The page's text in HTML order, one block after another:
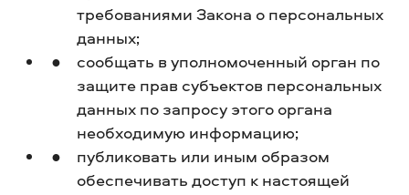
требованиями Закона о персональных
данных;
сообщать в уполномоченный орган по
защите прав субъектов персональных
данных по запросу этого органа
необходимую информацию;
публиковать или иным образом
обеспечивать доступ к настоящей